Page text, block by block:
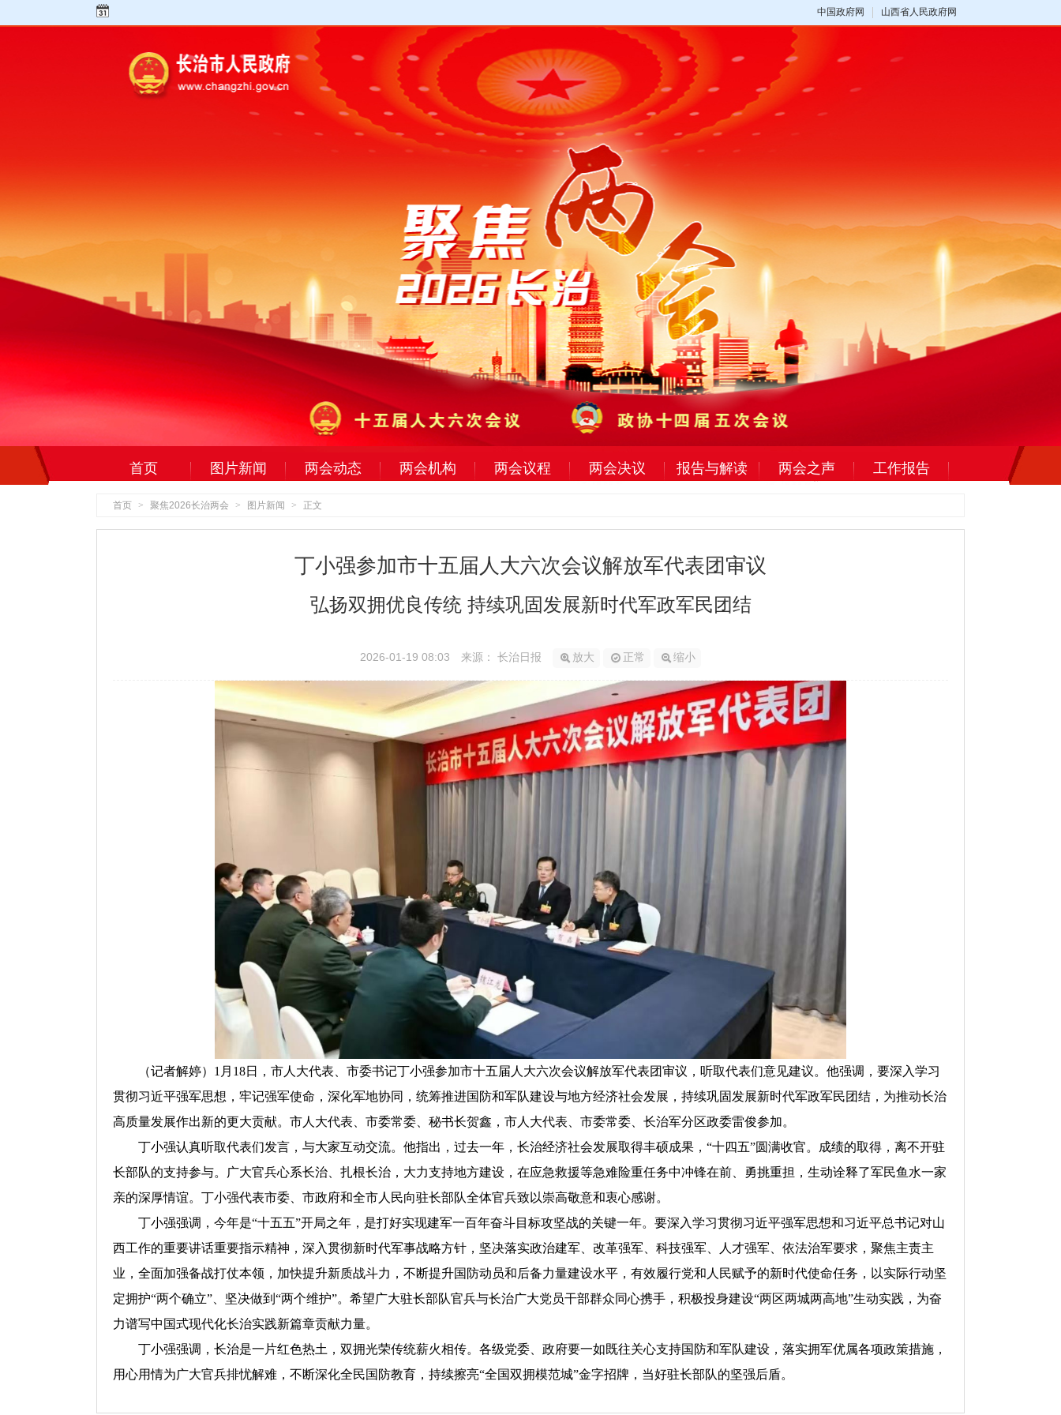
中国政府网 山西省人民政府网
首页 图片新闻 两会动态 两会机构 两会议程 两会决议 报告与解读 两会之声 工作报告
首页 > 聚焦2026长治两会 > 图片新闻 > 正文
丁小强参加市十五届人大六次会议解放军代表团审议
弘扬双拥优良传统 持续巩固发展新时代军政军民团结
2026-01-19 08:03 来源： 长治日报 放大 正常 缩小
（记者解婷）1月18日，市人大代表、市委书记丁小强参加市十五届人大六次会议解放军代表团审议，听取代表们意见建议。他强调，要深入学习
贯彻习近平强军思想，牢记强军使命，深化军地协同，统筹推进国防和军队建设与地方经济社会发展，持续巩固发展新时代军政军民团结，为推动长治
高质量发展作出新的更大贡献。市人大代表、市委常委、秘书长贺鑫，市人大代表、市委常委、长治军分区政委雷俊参加。
丁小强认真听取代表们发言，与大家互动交流。他指出，过去一年，长治经济社会发展取得丰硕成果，“十四五”圆满收官。成绩的取得，离不开驻
长部队的支持参与。广大官兵心系长治、扎根长治，大力支持地方建设，在应急救援等急难险重任务中冲锋在前、勇挑重担，生动诠释了军民鱼水一家
亲的深厚情谊。丁小强代表市委、市政府和全市人民向驻长部队全体官兵致以崇高敬意和衷心感谢。
丁小强强调，今年是“十五五”开局之年，是打好实现建军一百年奋斗目标攻坚战的关键一年。要深入学习贯彻习近平强军思想和习近平总书记对山
西工作的重要讲话重要指示精神，深入贯彻新时代军事战略方针，坚决落实政治建军、改革强军、科技强军、人才强军、依法治军要求，聚焦主责主
业，全面加强备战打仗本领，加快提升新质战斗力，不断提升国防动员和后备力量建设水平，有效履行党和人民赋予的新时代使命任务，以实际行动坚
定拥护“两个确立”、坚决做到“两个维护”。希望广大驻长部队官兵与长治广大党员干部群众同心携手，积极投身建设“两区两城两高地”生动实践，为奋
力谱写中国式现代化长治实践新篇章贡献力量。
丁小强强调，长治是一片红色热土，双拥光荣传统薪火相传。各级党委、政府要一如既往关心支持国防和军队建设，落实拥军优属各项政策措施，
用心用情为广大官兵排忧解难，不断深化全民国防教育，持续擦亮“全国双拥模范城”金字招牌，当好驻长部队的坚强后盾。